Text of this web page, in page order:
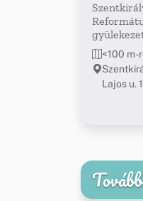
<100 m-
Lajos u.